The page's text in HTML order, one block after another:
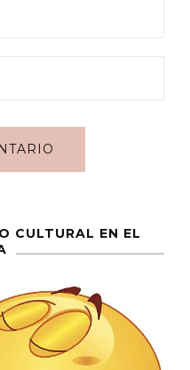
CULTURAL EN EL